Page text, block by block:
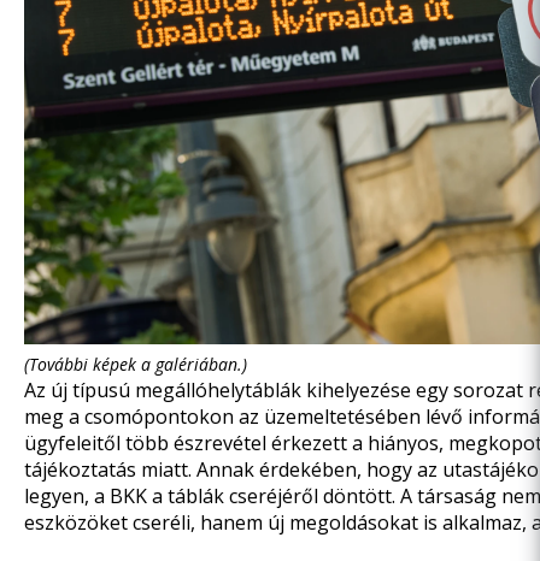
(További képek a galériában.)
Az új típusú megállóhelytáblák kihelyezése egy sorozat
meg a csomópontokon az üzemeltetésében lévő
ügyfeleitől több észrevétel érkezett a hiányos,
tájékoztatás miatt. Annak érdekében, hogy az
legyen, a BKK a táblák cseréjéről döntött. A társaság
eszközöket cseréli, hanem új megoldásokat is alkalmaz,